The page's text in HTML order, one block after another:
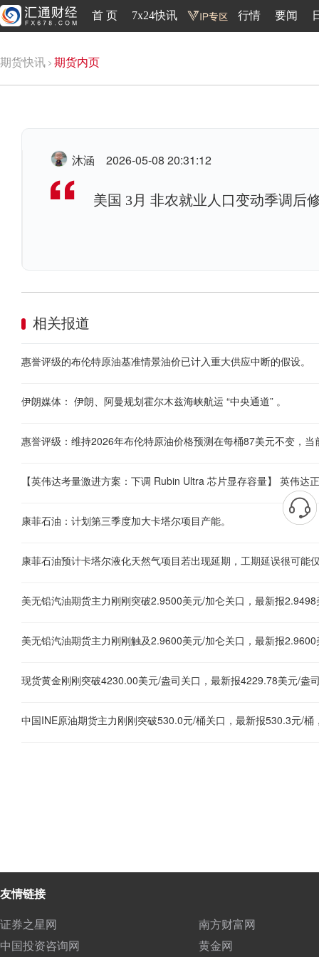
首 页 7x24快讯 行情 要闻
期货快讯 期货内页
沐涵 2026-05-08 20:31:12
美国 3月 非农就业人口变动季调后
相关报道
惠誉评级的布伦特原油基准情景油价已计入重大供应中断的假设。
伊朗媒体： 伊朗、阿曼规划霍尔木兹海峡航运 “中央通道” 。
康菲石油：计划第三季度加大卡塔尔项目产能。
康菲石油预计卡塔尔液化天然气项目若出现延期，工期延误很可能
美无铅汽油期货主力刚刚突破2.9500美元/加仑关口，最新报
美无铅汽油期货主力刚刚触及2.9600美元/加仑关口，最新报
中国INE原油期货主力刚刚突破530.0元/桶关口，最新报530.3元/桶
友情链接
证券之星网
南方财富网
中国投资咨询网
黄金网